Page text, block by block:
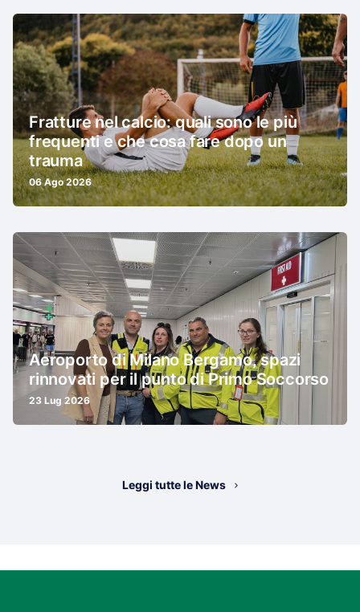
Fratture nel calcio: quali sono le più
frequenti e che cosa fare dopo un
trauma
06 Ago 2026
Aeroporto di Milano Bergamo, spazi
rinnovati per il punto di Primo Soccorso
23 Lug 2026
Leggi tutte le News